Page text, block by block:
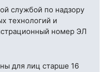
службой по надзору
технологий и
номер ЭЛ
для лиц старше 16